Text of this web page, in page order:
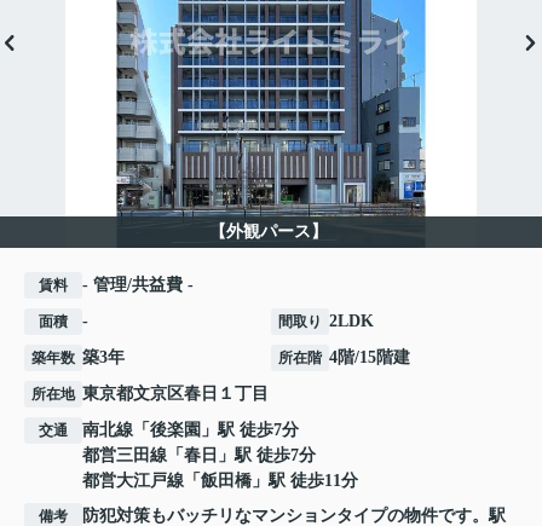
【外観パース】
賃料 - 管理/共益費 -
面積 - 間取り 2LDK
築年数 築3年 所在階 4階/15階建
所在地 東京都文京区春日 １丁目
交通 南北線 「 後楽園 」駅 徒歩7分
都営三田線 「 春日 」駅 徒歩7分
都営大江戸線 「 飯田橋 」駅 徒歩11分
備考
防犯対策もバッチリなマンションタイプの物件です。駅